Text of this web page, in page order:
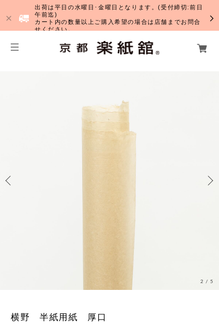
出荷は平日の水曜日･金曜日となります。(受付締切:前日
午前迄)
カート内の数量以上ご購入希望の場合は店舗までお問合
せください。
3 /5
横野 半紙用紙 厚口